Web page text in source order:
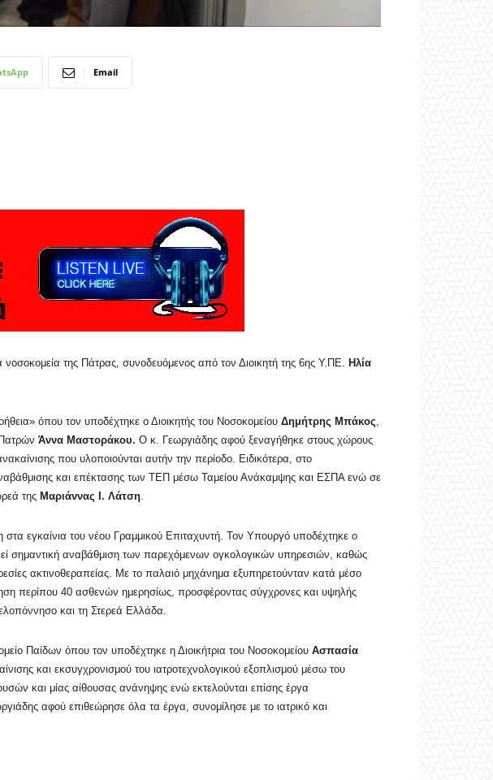
Email
της Πάτρας, συνοδευόμενος από τον Διοικητή της 6ης Υ.ΠΕ. Ηλία
όπου τον υποδέχτηκε ο Διοικητής του Νοσοκομείου Δημήτρης Μπάκος,
Άννα Μαστοράκου. Ο κ. Γεωργιάδης αφού ξεναγήθηκε στους χώρους
που υλοποιούνται αυτήν την περίοδο. Ειδικότερα, στο
και επέκτασης των ΤΕΠ μέσω Ταμείου Ανάκαμψης και ΕΣΠΑ ενώ σε
της Μαριάννας Ι. Λάτση.
εγκαίνια του νέου Γραμμικού Επιταχυντή. Τον Υπουργό υποδέχτηκε ο
σημαντική αναβάθμιση των παρεχόμενων ογκολογικών υπηρεσιών, καθώς
ακτινοθεραπείας. Με το παλαιό μηχάνημα εξυπηρετούνταν κατά μέσο
περίπου 40 ασθενών ημερησίως, προσφέροντας σύγχρονες και υψηλής
και τη Στερεά Ελλάδα.
Παίδων όπου τον υποδέχτηκε η Διοικήτρια του Νοσοκομείου Ασπασία
και εκσυγχρονισμού του ιατροτεχνολογικού εξοπλισμού μέσω του
και μίας αίθουσας ανάνηψης ενώ εκτελούνται επίσης έργα
αφού επιθεώρησε όλα τα έργα, συνομίλησε με το ιατρικό και